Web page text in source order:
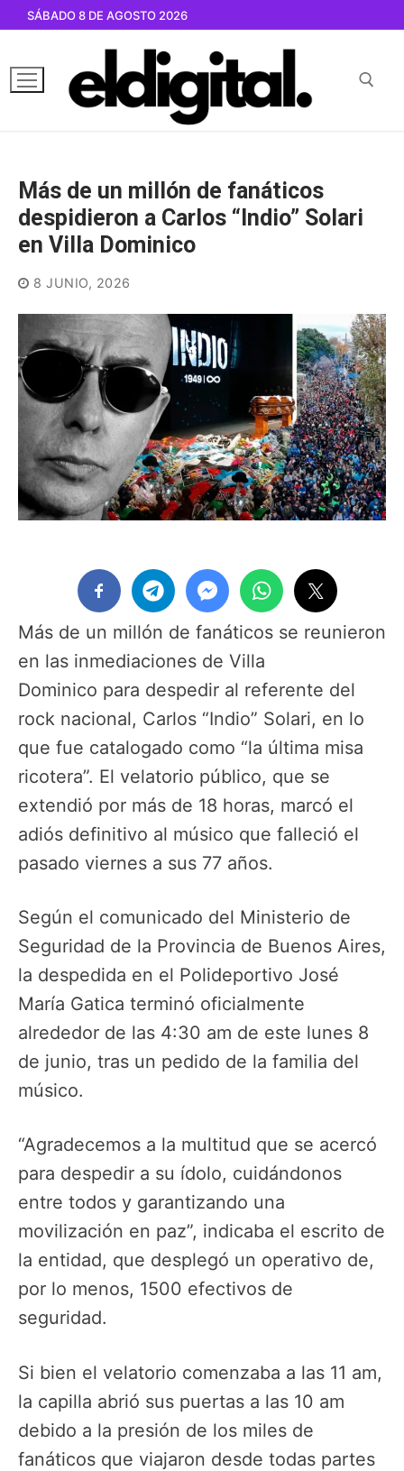
contenido
SÁBADO 8 DE AGOSTO 2026
Más de un millón de fanáticos
despidieron a Carlos “Indio” Solari
en Villa Dominico
8 JUNIO, 2026
Más de un millón de fanáticos se reunieron
en las inmediaciones de Villa
Dominico para despedir al referente del
rock nacional, Carlos “Indio” Solari, en lo
que fue catalogado como “la última misa
ricotera”. El velatorio público, que se
extendió por más de 18 horas, marcó el
adiós definitivo al músico que falleció el
pasado viernes a sus 77 años.
Según el comunicado del Ministerio de
Seguridad de la Provincia de Buenos Aires,
la despedida en el Polideportivo José
María Gatica terminó oficialmente
alrededor de las 4:30 am de este lunes 8
de junio, tras un pedido de la familia del
músico.
“Agradecemos a la multitud que se acercó
para despedir a su ídolo, cuidándonos
entre todos y garantizando una
movilización en paz”, indicaba el escrito de
la entidad, que desplegó un operativo de,
por lo menos, 1500 efectivos de
seguridad.
Si bien el velatorio comenzaba a las 11 am,
la capilla abrió sus puertas a las 10 am
debido a la presión de los miles de
fanáticos que viajaron desde todas partes